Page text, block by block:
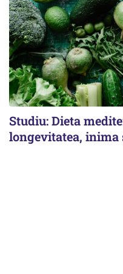
Studiu: Dieta
longevitatea,